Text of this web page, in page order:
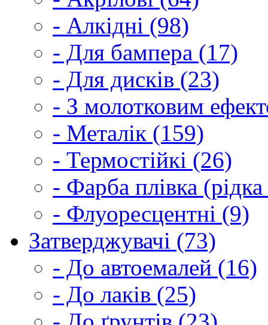
- Алкідні (98)
- Для бампера (17)
- Для дисків (23)
- З молотковим
- Металік (159)
- Термостійкі (26)
- Фарба плівка
- Флуоресцентні (9)
Затверджувачі (73)
- До автоемалей (16)
- До лаків (25)